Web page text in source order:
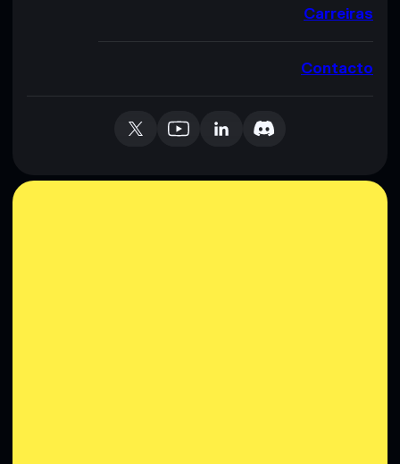
Carreiras
Contacto